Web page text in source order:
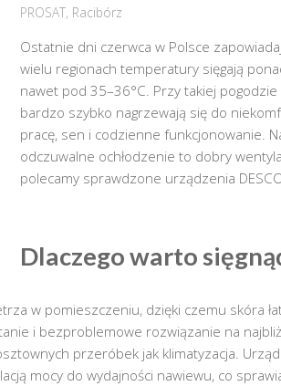
PROSAT, Racibórz
Ostatnie dni czerwca w Polsce
wielu regionach temperatury sięgają
nawet pod 35–36°C. Przy takiej
bardzo szybko nagrzewają się do
pracę, sen i codzienne funkcjonowanie.
odczuwalne ochłodzenie to dobry
polecamy sprawdzone urządzenia
Dlaczego warto
w pomieszczeniu, dzięki czemu skóra
i bezproblemowe rozwiązanie na
przeróbek jak klimatyzacja.
mocy do wydajności nawiewu, co